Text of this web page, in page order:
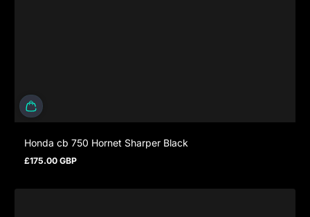
Honda cb 750 Hornet Sharper Black
Regulärer Preis
£175.00 GBP